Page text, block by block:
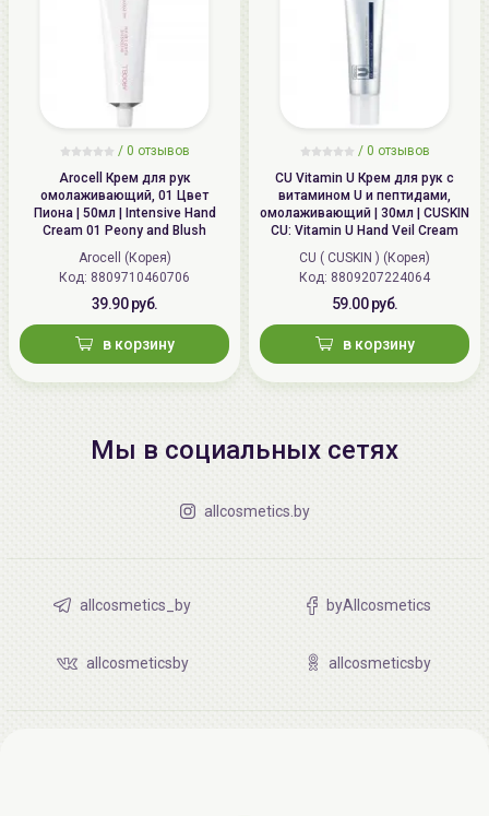
/ 0 отзывов
Arocell Крем для рук
омолаживающий, 01 Цвет
Пиона | 50мл | Intensive Hand
Cream 01 Peony and Blush
Arocell (Корея)
Код: 8809710460706
39.90 руб.
в корзину
/ 0 отзывов
CU Vitamin U Крем для рук с
витамином U и пептидами,
омолаживающий | 30мл | CUSKIN
CU: Vitamin U Hand Veil Cream
CU ( CUSKIN ) (Корея)
Код: 8809207224064
59.00 руб.
в корзину
Мы в социальных сетях
allcosmetics.by
allcosmetics_by byAllcosmetics
allcosmeticsby allcosmeticsby